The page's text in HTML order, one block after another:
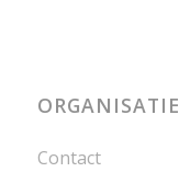
ORGANISATIE
Contact